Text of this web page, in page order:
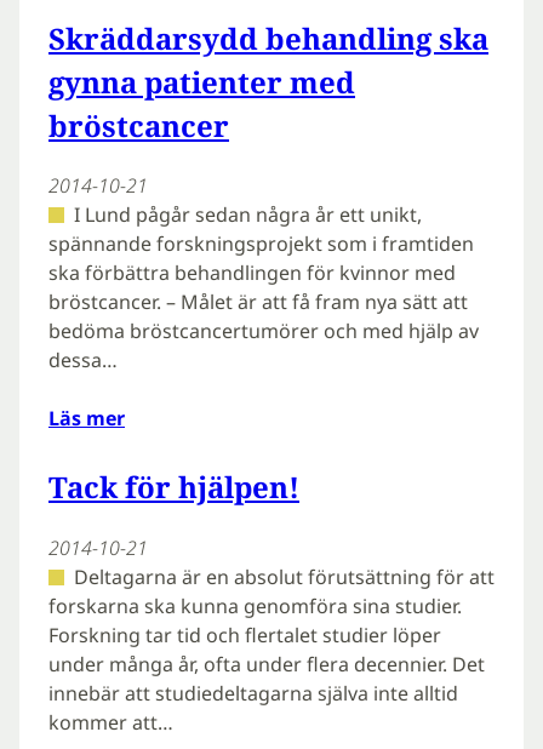
Skräddarsydd behandling ska
gynna patienter med
bröstcancer
2014-10-21
I Lund pågår sedan några år ett unikt,
spännande forskningsprojekt som i framtiden
ska förbättra behandlingen för kvinnor med
bröstcancer. – Målet är att få fram nya sätt att
bedöma bröstcancertumörer och med hjälp av
dessa…
Läs mer
Tack för hjälpen!
2014-10-21
Deltagarna är en absolut förutsättning för att
forskarna ska kunna genomföra sina studier.
Forskning tar tid och flertalet studier löper
under många år, ofta under flera decennier. Det
innebär att studiedeltagarna själva inte alltid
kommer att…